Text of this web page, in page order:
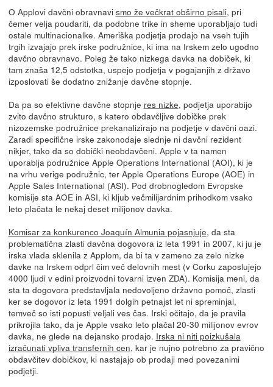
O Applovi davčni obravnavi smo že večkrat obširno pisali, pri
čemer velja poudariti, da podobne trike in sheme uporabljajo tudi
ostale multinacionalke. Ameriška podjetja prodajo na vseh tujih
trgih izvajajo prek irske podružnice, ki ima na Irskem zelo ugodno
davčno obravnavo. Poleg že tako nizkega davka na dobiček, ki
tam znaša 12,5 odstotka, uspejo podjetja v pogajanjih z državo
izposlovati še dodatno znižanje davčne stopnje.
Da pa so efektivne davčne stopnje res nizke, podjetja uporabijo
zvito davčno strukturo, s katero obdavčljive dobičke prek
nizozemske podružnice prekanalizirajo na podjetje v davčni oazi.
Zaradi specifične irske zakonodaje slednje ni davčni rezident
nikjer, tako da so dobički neobdavčeni. Apple v ta namen
uporablja podružnice Apple Operations International (AOI), ki je
na vrhu verige podružnic, ter Apple Operations Europe (AOE) in
Apple Sales International (ASI). Pod drobnogledom Evropske
komisije sta AOE in ASI, ki kljub večmilijardnim prihodkom vsako
leto plačata le nekaj deset milijonov davka.
Komisar za konkurenco Joaquín Almunia pojasnjuje, da sta
problematična zlasti davčna dogovora iz leta 1991 in 2007, ki ju je
irska vlada sklenila z Applom, da bi ta v zameno za zelo nizke
davke na Irskem odprl čim več delovnih mest (v Corku zaposlujejo
4000 ljudi v edini proizvodni tovarni izven ZDA). Komisija meni, da
sta ta dogovora predstavljala nedovoljeno državno pomoč, zlasti
ker se dogovor iz leta 1991 dolgih petnajst let ni spreminjal,
temveč so isti popusti veljali ves čas. Irski očitajo, da je pravila
prikrojila tako, da je Apple vsako leto plačal 20-30 milijonov evrov
davka, ne glede na dejansko prodajo. Irska ni niti poizkušala
izračunati vpliva transfernih cen, kar je nujno potrebno za pravično
obdavčitev dobičkov, ki nastajajo ob prodaji med povezanimi
podjetji.